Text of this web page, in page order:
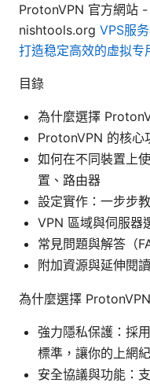
ProtonVPN 官方網站
nishtools.org VPS服
打造稳定高效的虚拟专
目錄
為什麼選擇
ProtonVPN 的核心
如何在不同裝置上
置、路由器
設定實作：一步步
VPN 區域與伺服器
常見問題與解答（
附加資源與延伸閱讀
為什麼選擇
強力隱私保護：採
標準，讓你的上網
安全協議與功能：